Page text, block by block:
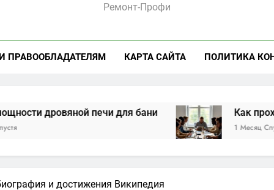
Критерии выбора пластиковых окон
Как проходит практическая подготовка по
Ремонт-Профи
ПРАВООБЛАДАТЕЛЯМ КАРТА САЙТА ПОЛИТИКА
печи для бани Как проходит
1 Месяц Спустя
и достижения Википедия